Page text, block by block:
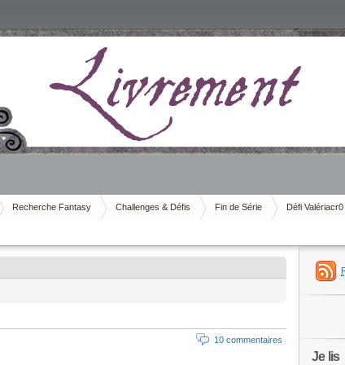
Recherche Fantasy Challenges & Défis Fin de Série Défi Valériacr0
10 commentaires
Je lis